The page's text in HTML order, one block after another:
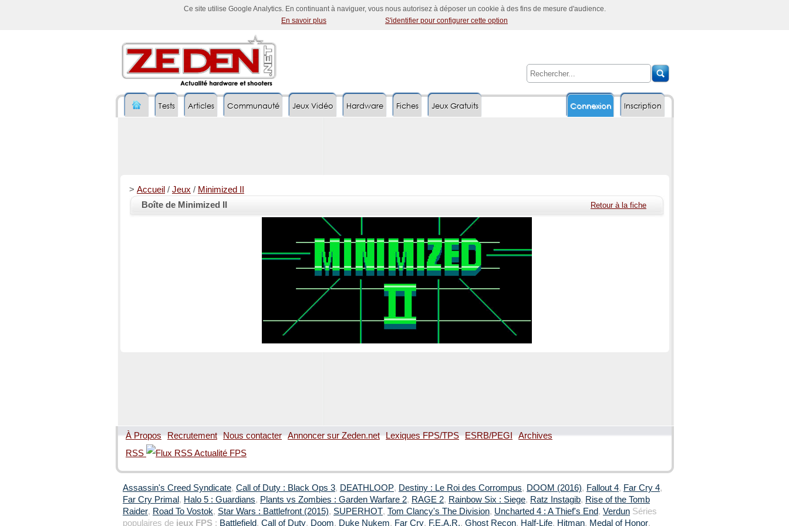
Ce site utilise Google Analytics. En continuant à naviguer, vous nous autorisez à déposer un cookie à des fins de mesure d'audience.
En savoir plus
S'identifier pour configurer cette option
Inscription
Tests Articles Communauté Jeux Vidéo Hardware Fiches Connexion
Jeux Gratuits
> Accueil / Jeux / Minimized II
Retour à la fiche
Boîte de Minimized II
À Propos Recrutement Nous contacter Annoncer sur Zeden.net Lexiques FPS/TPS ESRB/PEGI
Archives
RSS
Assassin's Creed Syndicate, Call of Duty : Black Ops 3, DEATHLOOP, Destiny : Le Roi des Corrompus, DOOM (2016), Fallout 4, Far Cry 4,
Far Cry Primal , Halo 5 : Guardians, Plants vs Zombies : Garden Warfare 2, RAGE 2, Rainbow Six : Siege, Ratz Instagib, Rise of the Tomb
Raider, Road To Vostok, Star Wars : Battlefront (2015), SUPERHOT, Tom Clancy's The Division, Uncharted 4 : A Thief's End, Verdun Séries
populaires de jeux FPS : Battlefield, Call of Duty, Doom, Duke Nukem, Far Cry, F.E.A.R., Ghost Recon, Half-Life, Hitman, Medal of Honor,